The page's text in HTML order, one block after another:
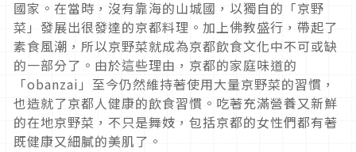
國家。在當時，沒有靠海的山城國，以獨自的「京野
菜」發展出很發達的京都料理。加上佛教盛行，帶起了
素食風潮，所以京野菜就成為京都飲食文化中不可或缺
的一部分了。由於這些理由，京都的家庭味道的
「obanzai」至今仍然維持著使用大量京野菜的習慣，
也造就了京都人健康的飲食習慣。吃著充滿營養又新鮮
的在地京野菜，不只是舞妓，包括京都的女性們都有著
既健康又細膩的美肌了。